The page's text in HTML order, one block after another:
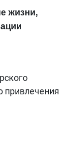
жизни,
привлечения